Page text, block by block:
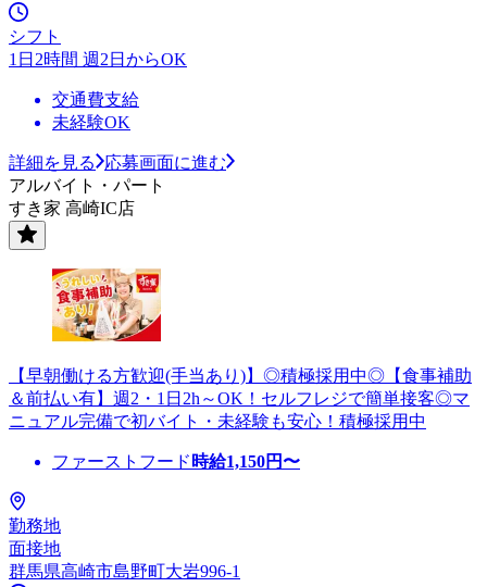
シフト
1日2時間 週2日からOK
交通費支給
未経験OK
詳細を見る
応募画面に進む
アルバイト・パート
すき家 高崎IC店
【早朝働ける方歓迎(手当あり)】◎積極採用中◎【食事補助
＆前払い有】週2・1日2h～OK！セルフレジで簡単接客◎マ
ニュアル完備で初バイト・未経験も安心！積極採用中
ファーストフード 時給1,150円〜
勤務地
面接地
群馬県高崎市島野町大岩996-1